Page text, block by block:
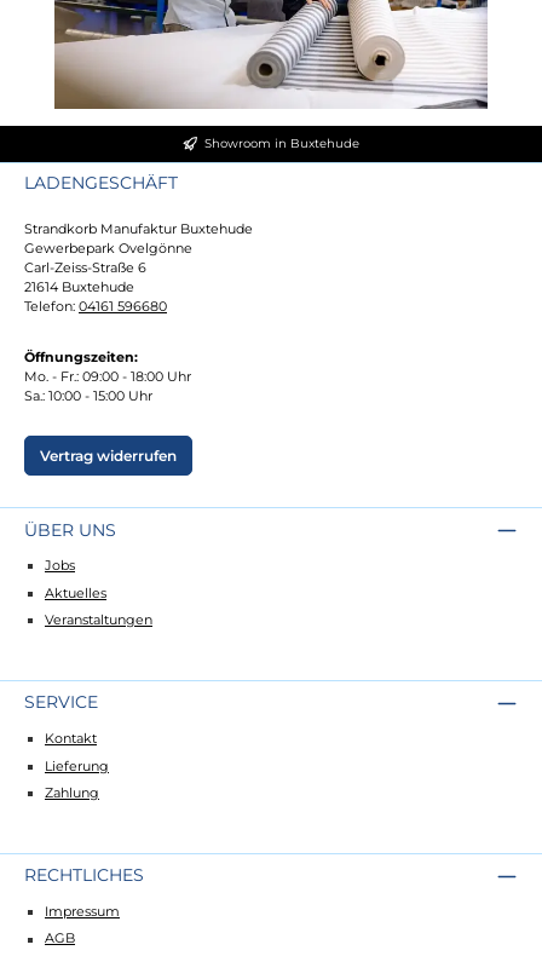
Showroom in Buxtehude
LADENGESCHÄFT
Strandkorb Manufaktur Buxtehude
Gewerbepark Ovelgönne
Carl-Zeiss-Straße 6
21614 Buxtehude
Telefon: 04161 596680
Öffnungszeiten:
Mo. - Fr.: 09:00 - 18:00 Uhr
Sa.: 10:00 - 15:00 Uhr
Vertrag widerrufen
ÜBER UNS
Jobs
Aktuelles
Veranstaltungen
SERVICE
Kontakt
Lieferung
Zahlung
RECHTLICHES
Impressum
AGB